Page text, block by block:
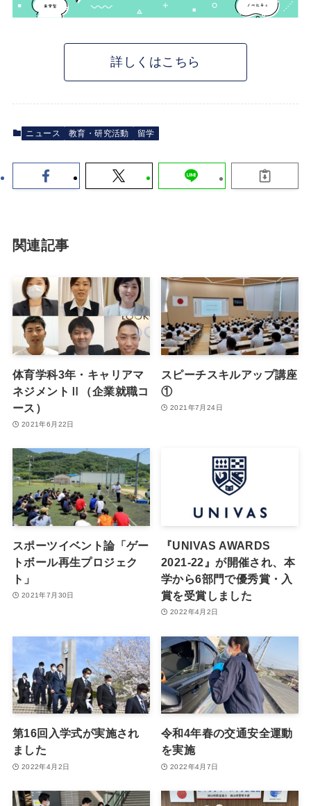
詳しくはこちら
ニュース 教育・研究活動 留学
関連記事
体育学科3年・キャリアマ
ネジメントⅡ（企業就職コ
ース）
2021年6月22日
スピーチスキルアップ講座
①
2021年7月24日
スポーツイベント論「ゲー
トボール再生プロジェク
ト」
2021年7月30日
『UNIVAS AWARDS
2021-22』が開催され、本
学から6部門で優秀賞・入
賞を受賞しました
2022年4月2日
第16回入学式が実施され
ました
2022年4月2日
令和4年春の交通安全運動
を実施
2022年4月7日